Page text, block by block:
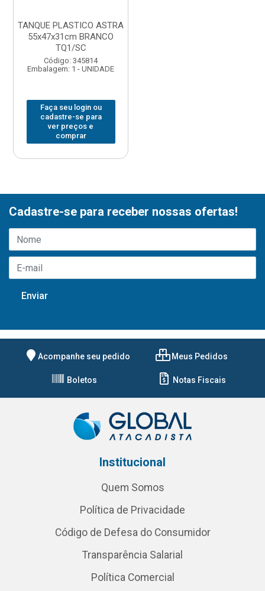
TANQUE PLASTICO ASTRA
55x47x31cm BRANCO
TQ1/SC
Código: 345814
Embalagem: 1 - UNIDADE
Faça seu login ou
cadastre-se para
ver preços e
comprar
Cadastre-se para receber nossas ofertas!
Acompanhe seu pedido Meus Pedidos
Boletos Notas Fiscais
Institucional
Quem Somos
Política de Privacidade
Código de Defesa do Consumidor
Transparência Salarial
Política Comercial